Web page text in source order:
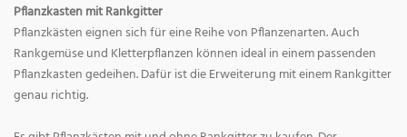
Pflanzkasten mit Rankgitter
Pflanzkästen eignen sich für eine Reihe von Pflanzenarten. Auch
Rankgemüse und Kletterpflanzen können ideal in einem passenden
Pflanzkasten gedeihen. Dafür ist die Erweiterung mit einem Rankgitter
genau richtig.